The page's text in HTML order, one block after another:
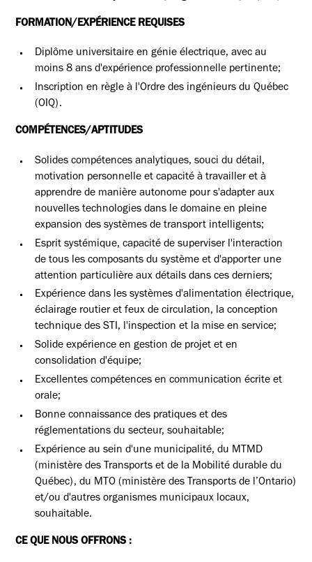
FORMATION/EXPÉRIENCE REQUISES
Diplôme universitaire en génie électrique, avec au
moins 8 ans d'expérience professionnelle pertinente;
Inscription en règle à l'Ordre des ingénieurs du Québec
(OIQ).
COMPÉTENCES/APTITUDES
Solides compétences analytiques, souci du détail,
motivation personnelle et capacité à travailler et à
apprendre de manière autonome pour s'adapter aux
nouvelles technologies dans le domaine en pleine
expansion des systèmes de transport intelligents;
Esprit systémique, capacité de superviser l'interaction
de tous les composants du système et d'apporter une
attention particulière aux détails dans ces derniers;
Expérience dans les systèmes d'alimentation électrique,
éclairage routier et feux de circulation, la conception
technique des STI, l'inspection et la mise en service;
Solide expérience en gestion de projet et en
consolidation d'équipe;
Excellentes compétences en communication écrite et
orale;
Bonne connaissance des pratiques et des
réglementations du secteur, souhaitable;
Expérience au sein d'une municipalité, du MTMD
(ministère des Transports et de la Mobilité durable du
Québec), du MTO (ministère des Transports de l’Ontario)
et/ou d'autres organismes municipaux locaux,
souhaitable.
CE QUE NOUS OFFRONS :